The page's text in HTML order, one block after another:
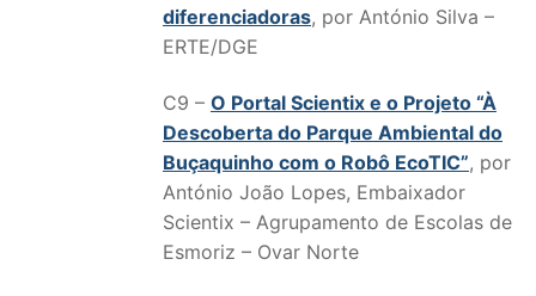
diferenciadoras, por António Silva –
ERTE/DGE
C9 – O Portal Scientix e o Projeto “À
Descoberta do Parque Ambiental do
Buçaquinho com o Robô EcoTIC”, por
António João Lopes, Embaixador
Scientix – Agrupamento de Escolas de
Esmoriz – Ovar Norte